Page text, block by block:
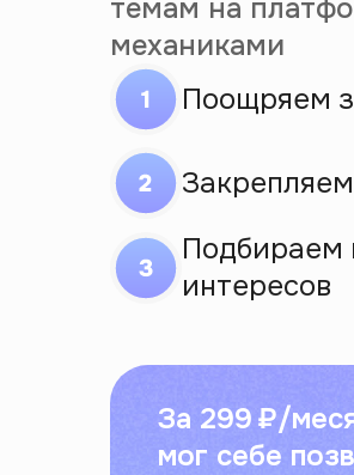
За 299 ₽/
мог себе
Подбираем
интересов
Поощряем
темам на
механиками